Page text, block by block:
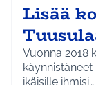
Lisää
Vuonna 2018
ikäisille ihmisi…